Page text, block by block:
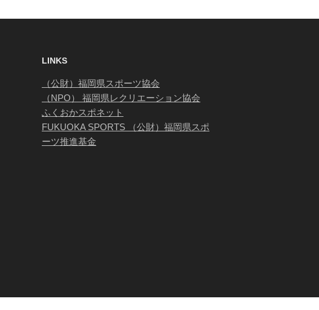
LINKS
（公財）福岡県スポーツ協会
（NPO） 福岡県レクリエーション協会
ふくおかスポネット
FUKUOKA SPORTS （公財）福岡県スポ
ーツ推進基金